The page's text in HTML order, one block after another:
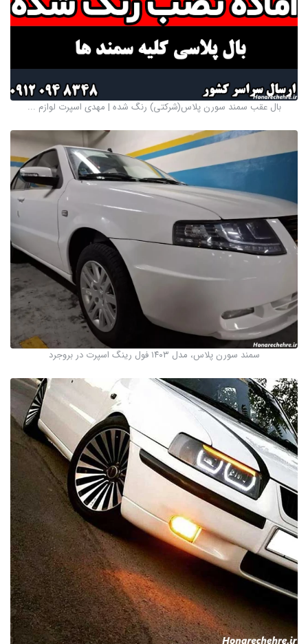
بال عقب سمند سورن پلاس(شرکتی) رنگ شده | مهدی اسپرت لوازم ...
سمند سورن پلاس، مدل ۱۴۰۳ فول رینگ اسپرت در بروجرد